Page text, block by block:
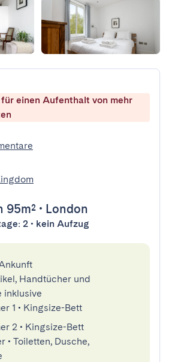
einen Aufenthalt von mehr
95m² • London
2 • kein Aufzug
Handtücher und
inklusive
1 • Kingsize-Bett
2 • Kingsize-Bett
• Toiletten, Dusche,